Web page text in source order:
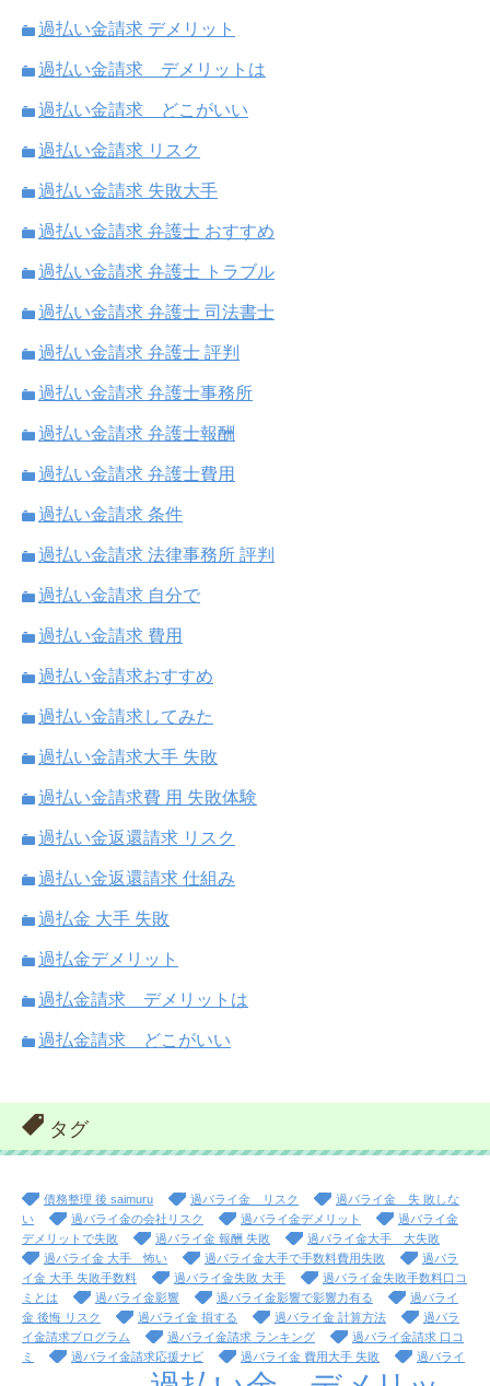
過払い金請求 デメリット
過払い金請求 デメリットは
過払い金請求 どこがいい
過払い金請求 リスク
過払い金請求 失敗大手
過払い金請求 弁護士 おすすめ
過払い金請求 弁護士 トラブル
過払い金請求 弁護士 司法書士
過払い金請求 弁護士 評判
過払い金請求 弁護士事務所
過払い金請求 弁護士報酬
過払い金請求 弁護士費用
過払い金請求 条件
過払い金請求 法律事務所 評判
過払い金請求 自分で
過払い金請求 費用
過払い金請求おすすめ
過払い金請求してみた
過払い金請求大手 失敗
過払い金請求費 用 失敗体験
過払い金返還請求 リスク
過払い金返還請求 仕組み
過払金 大手 失敗
過払金デメリット
過払金請求 デメリットは
過払金請求 どこがいい
タグ
債務整理 後 saimuru 過バライ金 リスク
過バライ金 失 敗しな
い
過バライ金の会社リスク 過バライ金デメリット
過バライ金
デメリットで失敗
過バライ金 報酬 失敗
過バライ金大手 大失敗
過バライ金 大手 怖い
過バライ金大手で手数料費用失敗
過バラ
イ金 大手 失敗手数料
過バライ金失敗 大手
過バライ金失敗手数料口コ
ミとは
過バライ金影響 過バライ金影響で影響力有る
過バライ
金 後悔 リスク
過バライ金 損する 過バライ金 計算方法
過バラ
イ金請求プログラム
過バライ金請求 ランキング
過バライ金請求 口コ
ミ
過バライ金請求応援ナビ 過バライ金 費用大手 失敗 過バライ